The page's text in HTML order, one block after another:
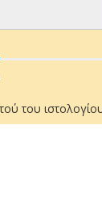
του